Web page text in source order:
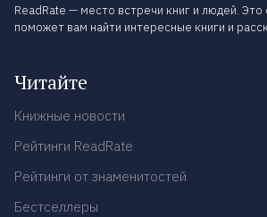
ReadRate — место встречи книг и людей.
поможет вам найти интересные книги и
Читайте
Книжные новости
Рейтинги ReadRate
Рейтинги от знаменитостей
Бестселлеры